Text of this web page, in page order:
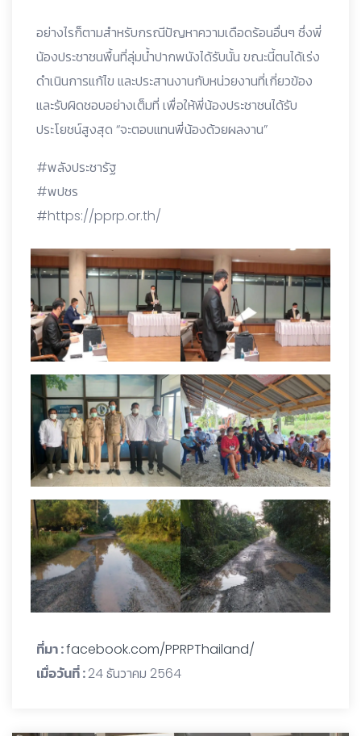
อย่างไรก็ตามสำหรับกรณีปัญหาความเดือดร้อนอื่นๆ ซึ่งพี่
น้องประชาชนพื้นที่ลุ่มน้ำปากพนังได้รับนั้น ขณะนี้ตนได้เร่ง
ดำเนินการแก้ไข และประสานงานกับหน่วยงานที่เกี่ยวข้อง
และรับผิดชอบอย่างเต็มที่ เพื่อให้พี่น้องประชาชนได้รับ
ประโยชน์สูงสุด “จะตอบแทนพี่น้องด้วยผลงาน”
#พลังประชารัฐ
#พปชร
#https://pprp.or.th/
ที่มา :facebook.com/PPRPThailand/
เมื่อวันที่ :24 ธันวาคม 2564